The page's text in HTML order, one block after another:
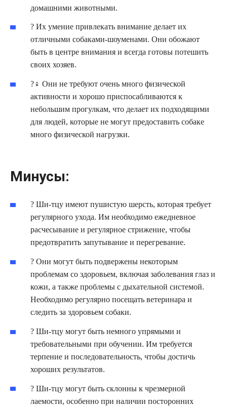
домашними животными.
? Их умение привлекать внимание делает их
отличными собаками-шоуменами. Они обожают
быть в центре внимания и всегда готовы потешить
своих хозяев.
?‍♀️ Они не требуют очень много физической
активности и хорошо приспосабливаются к
небольшим прогулкам, что делает их подходящими
для людей, которые не могут предоставить собаке
много физической нагрузки.
Минусы:
? Ши-тцу имеют пушистую шерсть, которая требует
регулярного ухода. Им необходимо ежедневное
расчесывание и регулярное стрижение, чтобы
предотвратить запутывание и перегревание.
? Они могут быть подвержены некоторым
проблемам со здоровьем, включая заболевания глаз и
кожи, а также проблемы с дыхательной системой.
Необходимо регулярно посещать ветеринара и
следить за здоровьем собаки.
? Ши-тцу могут быть немного упрямыми и
требовательными при обучении. Им требуется
терпение и последовательность, чтобы достичь
хороших результатов.
? Ши-тцу могут быть склонны к чрезмерной
лаемости, особенно при наличии посторонних